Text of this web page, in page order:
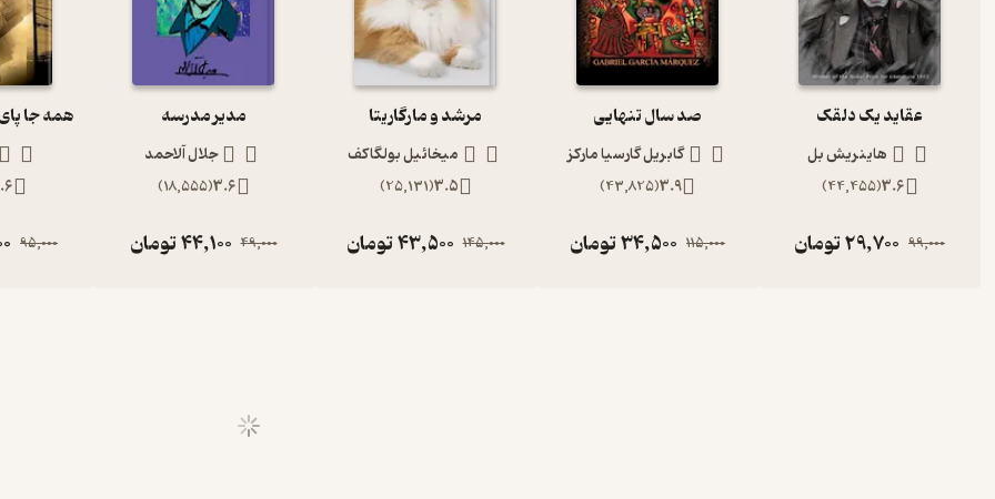
عقاید یک دلقک
هاینریش بل
3.6
(
44,455
)
99,000
29,700تومان
صد سال تنهایی
گابریل گارسیا مارکز
3.9
(
43,825
)
115,000
34,500تومان
مرشد و مارگاریتا
میخائیل بولگاکف
3.5
(
25,131
)
145,000
43,500تومان
مدیر مدرسه
جلال آلاحمد
3.6
(
18,555
)
49,000
44,100تومان 95,000